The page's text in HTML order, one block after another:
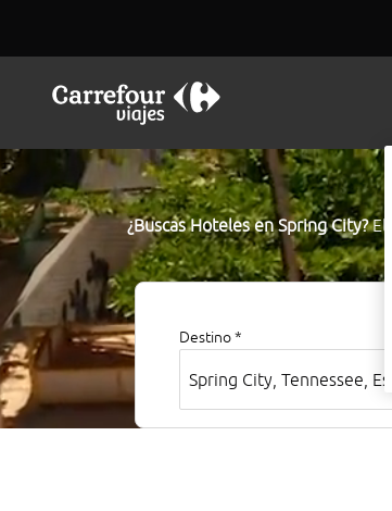
¿Buscas Hoteles en Spring City?El
Destino *